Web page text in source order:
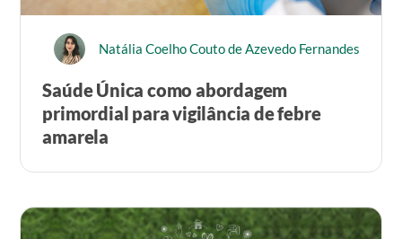
Natália Coelho Couto de Azevedo Fernandes
Saúde Única como abordagem
primordial para vigilância de febre
amarela